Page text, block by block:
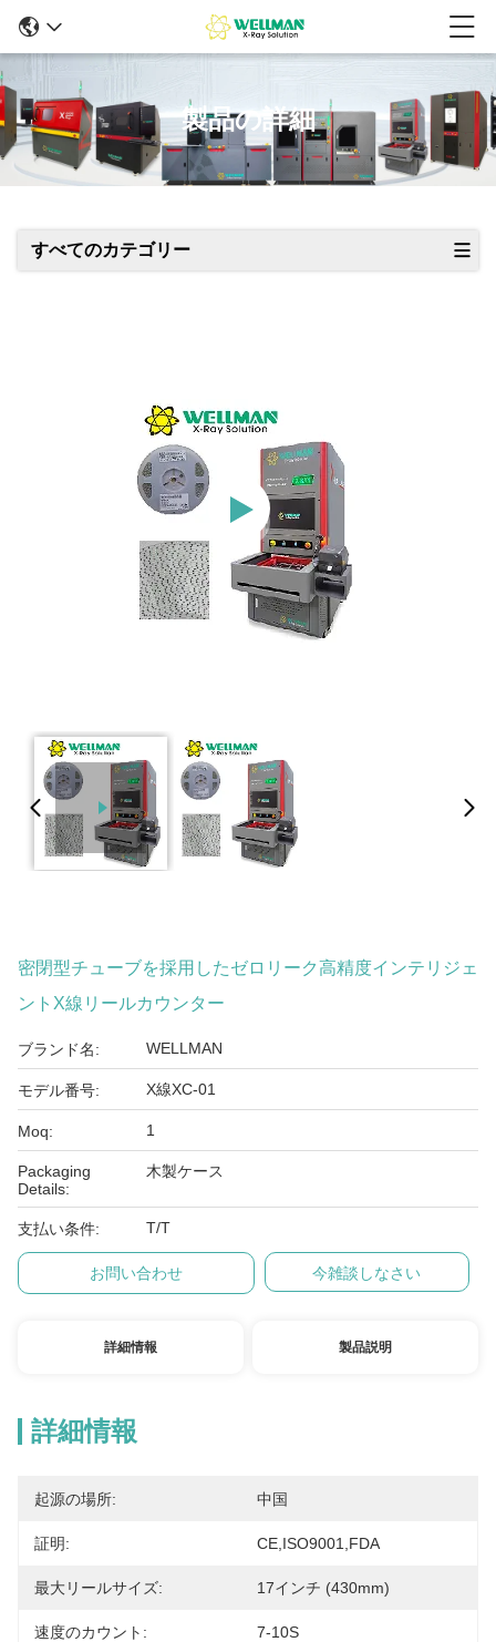
製品の詳細
すべてのカテゴリー
密閉型チューブを採用したゼロリーク高精度インテリジェ
ントX線リールカウンター
ブランド名: WELLMAN
モデル番号: X線XC-01
Moq: 1
Packaging
Details:
木製ケース
支払い条件: T/T
お問い合わせ 今雑談しなさい
詳細情報 製品説明
詳細情報
起源の場所: 中国
証明: CE,ISO9001,FDA
最大リールサイズ: 17インチ (430mm)
速度のカウント: 7-10S